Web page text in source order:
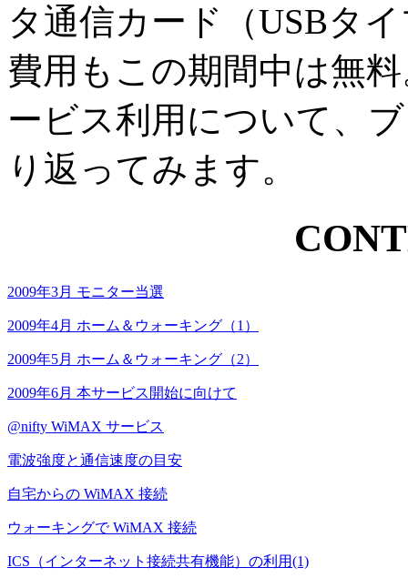
タ通信カード（USBタ
費用もこの期間中は無
ービス利用について、
り返ってみます。
2009年3月 モニター当選
2009年4月 ホーム＆ウォーキング（1）
2009年5月 ホーム＆ウォーキング（2）
2009年6月 本サービス開始に向けて
@nifty WiMAX サービス
電波強度と通信速度の目安
自宅からの WiMAX 接続
ウォーキングで WiMAX 接続
ICS（インターネット接続共有機能）の利用(1)